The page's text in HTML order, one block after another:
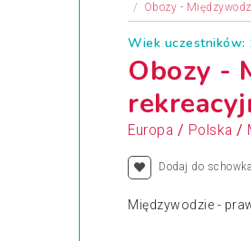
Obozy -
Wiek uczestników:
Obozy -
Europa / Polska /
Dodaj do schowka
Międzywodzie -